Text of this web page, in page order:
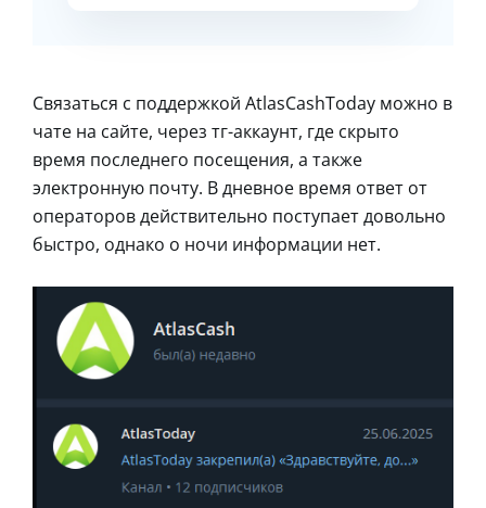
Связаться с поддержкой AtlasCashToday можно в
чате на сайте, через тг-аккаунт, где скрыто
время последнего посещения, а также
электронную почту. В дневное время ответ от
операторов действительно поступает довольно
быстро, однако о ночи информации нет.